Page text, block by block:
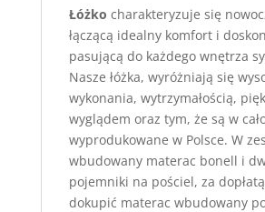
Łóżko charakteryzuje się
łączącą idealny komfort i
pasującą do każdego wnętrza
Nasze łóżka, wyróżniają się
wykonania, wytrzymałością,
wyglądem oraz tym, że są w
wyprodukowane w Polsce. W
wbudowany materac bonell i
pojemniki na pościel, za
dokupić materac wbudowany